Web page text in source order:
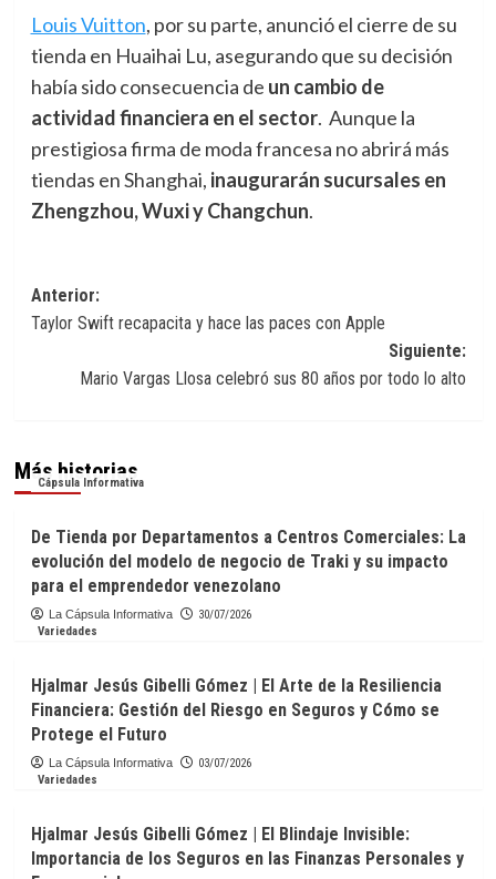
Louis Vuitton, por su parte, anunció el cierre de su
tienda en Huaihai Lu, asegurando que su decisión
había sido consecuencia de un cambio de
actividad financiera en el sector. Aunque la
prestigiosa firma de moda francesa no abrirá más
tiendas en Shanghai, inaugurarán sucursales en
Zhengzhou, Wuxi y Changchun.
Navegación
de
entradas
Anterior:
Taylor Swift recapacita y hace las paces con Apple
Siguiente:
Mario Vargas Llosa celebró sus 80 años por todo lo alto
Más historias
Cápsula Informativa
De Tienda por Departamentos a Centros Comerciales: La
evolución del modelo de negocio de Traki y su impacto
para el emprendedor venezolano
La Cápsula Informativa
30/07/2026
Variedades
Hjalmar Jesús Gibelli Gómez | El Arte de la Resiliencia
Financiera: Gestión del Riesgo en Seguros y Cómo se
Protege el Futuro
La Cápsula Informativa
03/07/2026
Variedades
Hjalmar Jesús Gibelli Gómez | El Blindaje Invisible:
Importancia de los Seguros en las Finanzas Personales y